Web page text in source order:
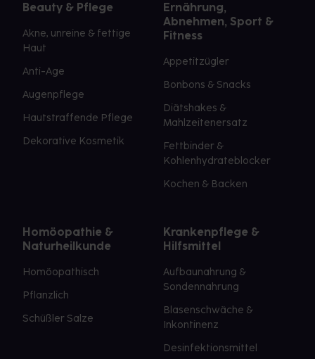
Beauty & Pflege
Akne, unreine & fettige
Haut
Anti-Age
Augenpflege
Hautstraffende Pflege
Dekorative Kosmetik
Ernährung,
Abnehmen, Sport &
Fitness
Appetitzügler
Bonbons & Snacks
Diätshakes &
Mahlzeitenersatz
Fettbinder &
Kohlenhydrateblocker
Kochen & Backen
Homöopathie &
Naturheilkunde
Homöopathisch
Pflanzlich
Schüßler Salze
Krankenpflege &
Hilfsmittel
Aufbaunahrung &
Sondennahrung
Blasenschwäche &
Inkontinenz
Desinfektionsmittel